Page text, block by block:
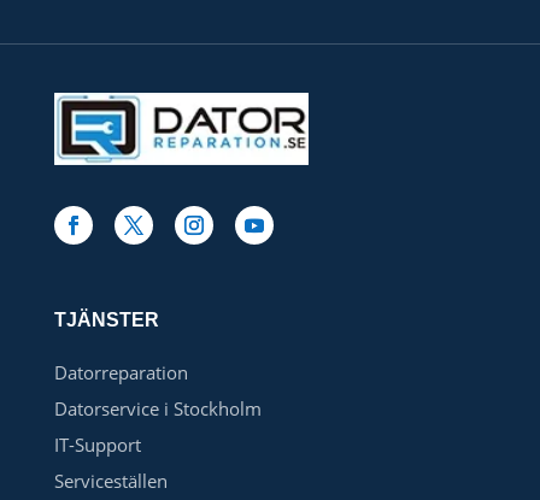
TJÄNSTER
Datorreparation
Datorservice i Stockholm
IT-Support
Serviceställen